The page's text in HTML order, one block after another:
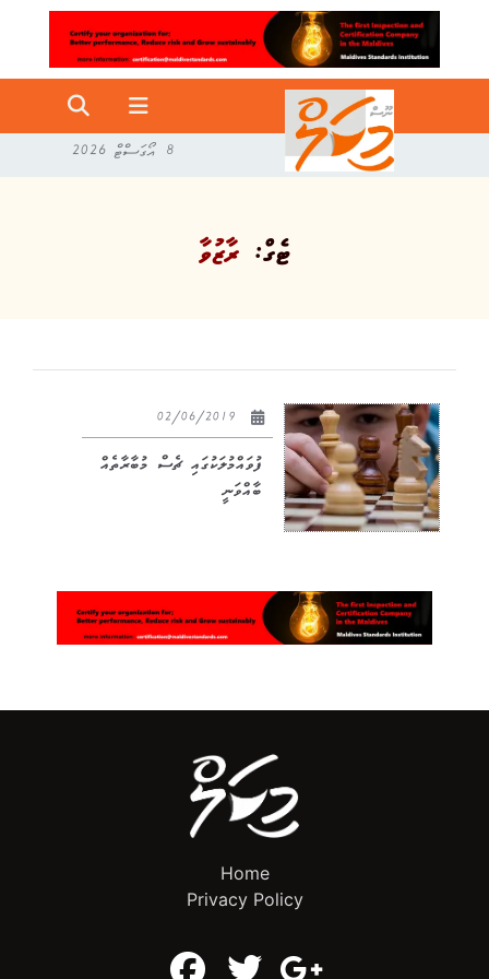
8 އޯގަސްޓް 2026
ޓެގް: ރާޒުވާ
ފުވައްމުލަކުގައި ޗެސް މުބާރާތެއް
ބާއްވަނީ
Home
Privacy Policy